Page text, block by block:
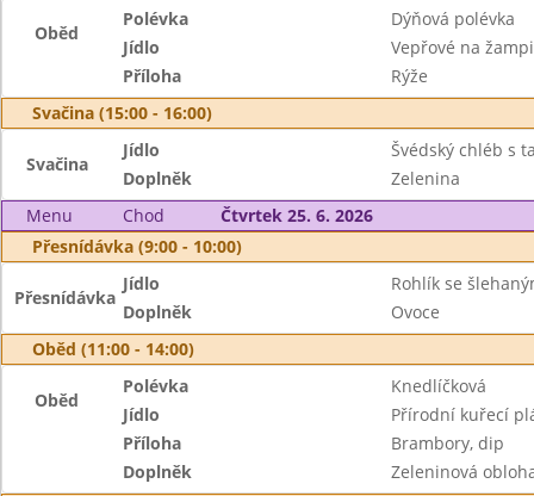
Oběd
Polévka
Dýňová polévka
Jídlo
Vepřové na
Příloha
Rýže
Svačina (15:00 - 16:00)
Svačina
Jídlo
Švédský chléb s
Doplněk
Zelenina
Menu
Chod
Čtvrtek 25. 6. 2026
Přesnídávka (9:00 - 10:00)
Přesnídávka
Jídlo
Rohlík se
Doplněk
Ovoce
Oběd (11:00 - 14:00)
Oběd
Polévka
Knedlíčková
Jídlo
Přírodní kuřecí
Příloha
Brambory, dip
Doplněk
Zeleninová